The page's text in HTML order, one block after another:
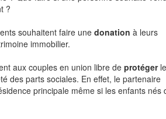
?
souhaitent faire unedonation à leurs
immobilier.
aux couples en union libre deprotéger
des parts sociales. En effet, le partenaire
principale même si les enfants nés